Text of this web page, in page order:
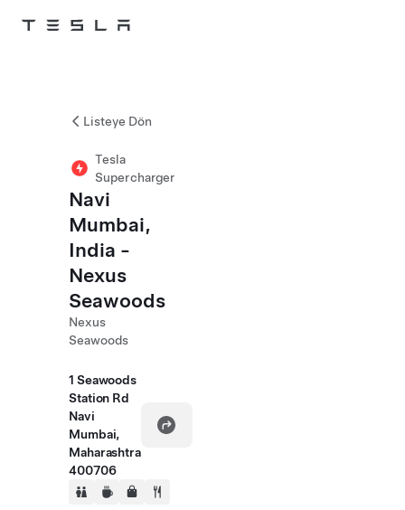
Listeye Dön
Tesla
Supercharger
Navi
Mumbai,
India -
Nexus
Seawoods
Nexus
Seawoods
1 Seawoods
Station Rd
Navi
Mumbai,
Maharashtra
400706